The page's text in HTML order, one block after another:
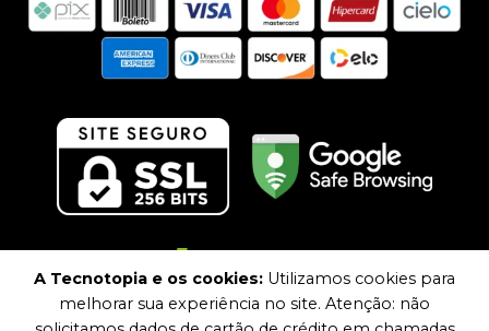
A Tecnotopia e os cookies: Utilizamos cookies para
melhorar sua experiência no site. Atenção: não